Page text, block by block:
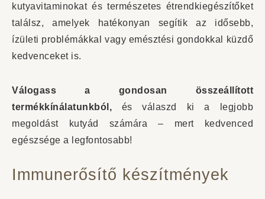
kutyavitaminokat és természetes étrendkiegészítőket
találsz, amelyek hatékonyan segítik az idősebb,
ízületi problémákkal vagy emésztési gondokkal küzdő
kedvenceket is.
Válogass a gondosan összeállított
termékkínálatunkból, és válaszd ki a legjobb
megoldást kutyád számára – mert kedvenced
egészsége a legfontosabb!
Immunerősítő készítmények